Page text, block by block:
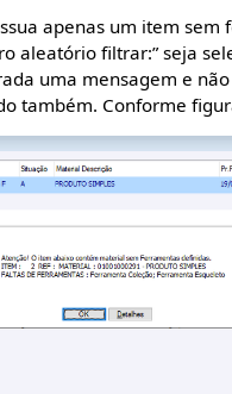
apenas um item sem
aleatório filtrar:” seja
uma mensagem e
também. Conforme